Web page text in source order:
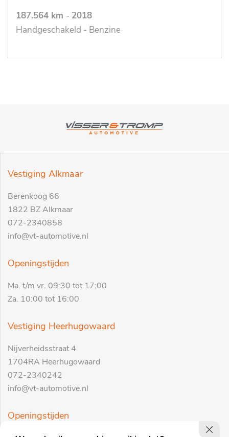
187.564 km - 2018
Handgeschakeld - Benzine
Vestiging Alkmaar
Berenkoog 66
1822 BZ Alkmaar
072-2340858
info@vt-automotive.nl
Openingstijden
Ma. t/m vr. 09:30 tot 17:00
Za. 10:00 tot 16:00
Vestiging Heerhugowaard
Nijverheidsstraat 4
1704RA Heerhugowaard
072-2340242
info@vt-automotive.nl
Openingstijden